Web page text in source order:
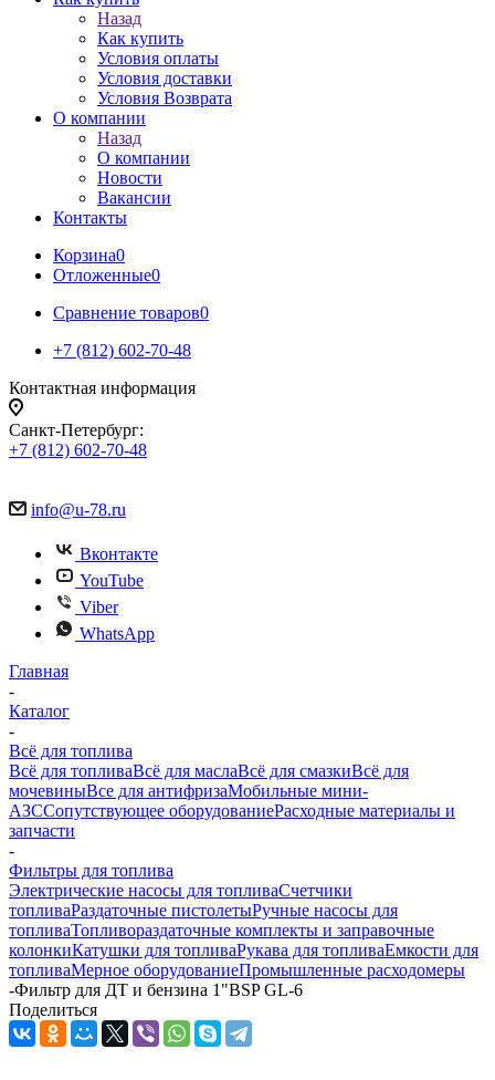
Назад
Как купить
Условия оплаты
Условия доставки
Условия Возврата
О компании
Назад
О компании
Новости
Вакансии
Контакты
Корзина0
Отложенные0
Сравнение товаров0
+7 (812) 602-70-48
Контактная информация
Санкт-Петербург:
+7 (812) 602-70-48
info@u-78.ru
Вконтакте
YouTube
Viber
WhatsApp
Главная
-
Каталог
-
Всё для топлива
Всё для топливаВсё для маслаВсё для смазкиВсё для
мочевиныВсе для антифризаМобильные мини-
АЗССопутствующее оборудованиеРасходные материалы и
запчасти
-
Фильтры для топлива
Электрические насосы для топливаСчетчики
топливаРаздаточные пистолетыРучные насосы для
топливаТопливораздаточные комплекты и заправочные
колонкиКатушки для топливаРукава для топливаЕмкости для
топливаМерное оборудованиеПромышленные расходомеры
-Фильтр для ДТ и бензина 1"BSP GL-6
Поделиться